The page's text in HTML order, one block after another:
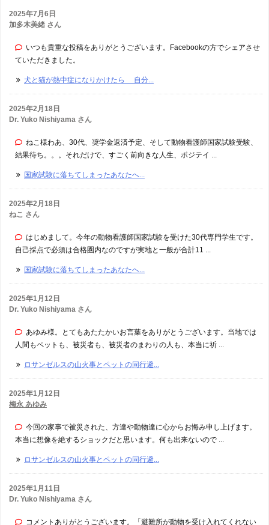
2025年7月6日
加多木美緒 さん
いつも貴重な投稿をありがとうございます。Facebookの方でシェアさせ
ていただきました。
犬と猫が熱中症になりかけたら 自分...
2025年2月18日
Dr. Yuko Nishiyama さん
ねこ様わあ、30代、奨学金返済予定、そして動物看護師国家試験受験、
結果待ち。。。それだけで、すごく前向きな人生、ポジテイ ...
国家試験に落ちてしまったあなたへ...
2025年2月18日
ねこ さん
はじめまして。今年の動物看護師国家試験を受けた30代専門学生です。
自己採点で必須は合格圏内なのですが実地と一般が合計11 ...
国家試験に落ちてしまったあなたへ...
2025年1月12日
Dr. Yuko Nishiyama さん
あゆみ様。とてもあたたかいお言葉をありがとうございます。当地では
人間もペットも、被災者も、被災者のまわりの人も、本当に祈 ...
ロサンゼルスの山火事とペットの同行避...
2025年1月12日
梅永 あゆみ
今回の家事で被災された、方達や動物達に心からお悔み申し上げます。
本当に想像を絶するショックだと思います。何も出来ないので ...
ロサンゼルスの山火事とペットの同行避...
2025年1月11日
Dr. Yuko Nishiyama さん
コメントありがとうございます。「避難所が動物を受け入れてくれない